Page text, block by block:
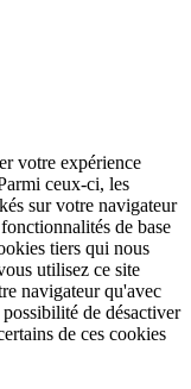
votre expérience
ceux-ci, les
sur votre navigateur
de base
tiers qui nous
utilisez ce site
navigateur qu'avec
de désactiver
de ces cookies